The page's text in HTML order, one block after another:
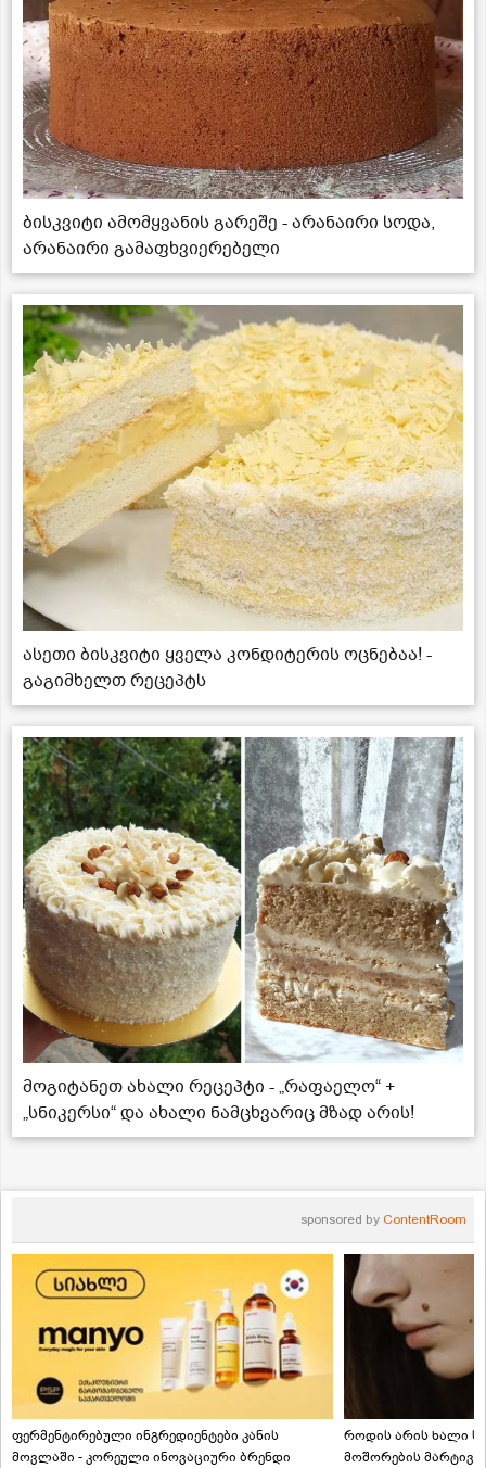
ბისკვიტი ამომყვანის გარეშე - არანაირი სოდა,
არანაირი გამაფხვიერებელი
ასეთი ბისკვიტი ყველა კონდიტერის ოცნებაა! -
გაგიმხელთ რეცეპტს
მოგიტანეთ ახალი რეცეპტი - „რაფაელო“ +
„სნიკერსი“ და ახალი ნამცხვარიც მზად არის!
sponsored by ContentRoom
ფერმენტირებული ინგრედიენტები კანის
მოვლაში - კორეული ინოვაციური ბრენდი
როდის არის ხალი
მოშორების